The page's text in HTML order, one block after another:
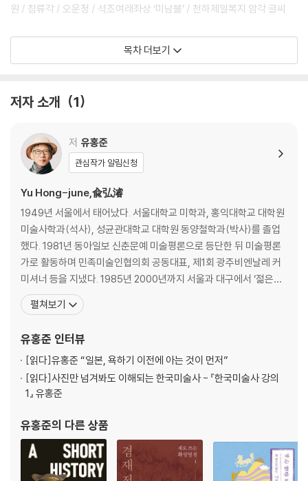
원 / 침류각 / 오운정 / 석조여래좌상 ‘미남불’ / 천하제일복지 암각 글씨
서촌: 내 어린 시절 서촌 이야기
/ 신교와 국립서울맹학교·농학교 / 청운초등학교 시절 / 청풍계 / 청송당,
인왕산: 인왕산 계곡의 옛 모습을 복원하며
세종마루 정자와 오거리 / 수성동으로 가는 길 / 수성동 / 치마바위 / 병풍
바위의 글씨 / 옥류동 / 겸재의 〈삼승정도〉 / 옥인동의 여러 궁들 / 인곡정
사와 육청헌 / 천수경의 송석원 / 윤덕영의 벽수산장 / 언커크(UNCURK)
/ 벽수산장과 박노수미술관 / 세종마루 정자에서 / 이상과 구본웅 / 필운대
/ 필운대 풍류 / 내 가슴속의 인왕산
초등학교와 교동초등학교 / 『조선중앙일보』와 여운형 / 백인제 가옥 / 백
인제의 백병원과 출판사 수선사 / 가회동성당 / 현상윤 집터 / 취운정 터와
유길준의 『서유견문』 / 맹현의 맹사성 집터 / 「북촌: 열한 집의 오래된 기
억」의 맹현댁 / 개량형 한옥의 등장 / 가회동 31번지 / 건축왕 정세권
인사동1: 고서점 거리의 책방비화
인사동이라는 곳 / 일제강점기 인사동의 탄생 / 태화관과 기미독립선언서
/ 출판사와 서점의 등장 / 백두용과 전형필의 한남서림 / 이겸로의 통문관
목차 더보기
저자 소개 1
저 유홍준
관심작가 알림신청
Yu Hong-june,兪弘濬
1949년 서울에서 태어났다. 서울대학교 미학과, 홍익대학교 대학원
미술사학과(석사), 성균관대학교 대학원 동양철학과(박사)를 졸업
했다. 1981년 동아일보 신춘문예 미술평론으로 등단한 뒤 미술평론
가로 활동하며 민족미술인협의회 공동대표, 제1회 광주비엔날레 커
미셔너 등을 지냈다. 1985년 2000년까지 서울과 대구에서 ‘젊은이
를 위한 한국미술사’ 공개강좌를 십여 차례 갖고 ‘한국문화유산답사
회’ 대표를 맡았다. 영남대 교수 및 박물관장, 문화재청장, 한국학중
펼쳐보기
유홍준 인터뷰
[읽다]유홍준 “일본, 욕하기 이전에 아는 것이 먼저”
[읽다]사진만 넘겨봐도 이해되는 한국미술사 - 『한국미술사 강의
1』 유홍준
유홍준의 다른 상품